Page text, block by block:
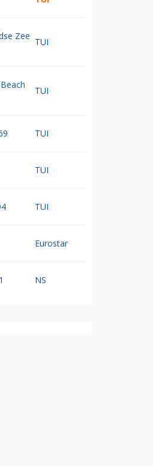
Zee
TUI
TUI
TUI
TUI
TUI
Eurostar
NS